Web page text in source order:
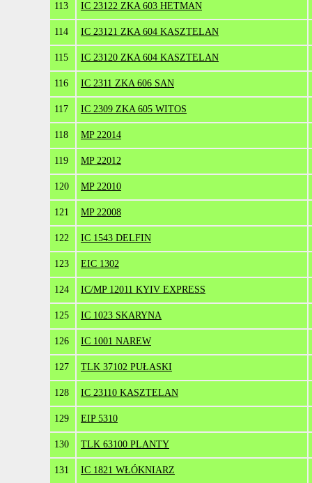
113 IC 23122 ZKA 603 HETMAN
114 IC 23121 ZKA 604 KASZTELAN
115 IC 23120 ZKA 604 KASZTELAN
116 IC 2311 ZKA 606 SAN
117 IC 2309 ZKA 605 WITOS
118 MP 22014
119 MP 22012
120 MP 22010
121 MP 22008
122 IC 1543 DELFIN
123 EIC 1302
124 IC/MP 12011 KYIV EXPRESS
125 IC 1023 SKARYNA
126 IC 1001 NAREW
127 TLK 37102 PUŁASKI
128 IC 23110 KASZTELAN
129 EIP 5310
130 TLK 63100 PLANTY
131 IC 1821 WŁÓKNIARZ